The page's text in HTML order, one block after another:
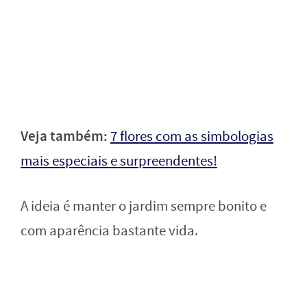
Veja também: 7 flores com as simbologias
mais especiais e surpreendentes!
A ideia é manter o jardim sempre bonito e
com aparência bastante vida.